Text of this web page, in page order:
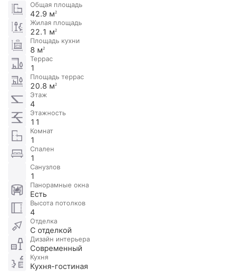
Общая площадь
42.9 м2
Жилая площадь
22.1 м2
Площадь кухни
8 м2
Террас
1
Площадь террас
20.8 м2
Этаж
4
Этажность
11
Комнат
1
Спален
1
Санузлов
1
Панорамные окна
Есть
Высота потолков
4
Отделка
С отделкой
Дизайн интерьера
Современный
Кухня
Кухня-гостиная